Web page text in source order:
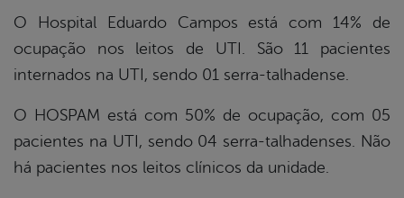
O Hospital Eduardo Campos está com 14% de
ocupação nos leitos de UTI. São 11 pacientes
internados na UTI, sendo 01 serra-talhadense.
O HOSPAM está com 50% de ocupação, com 05
pacientes na UTI, sendo 04 serra-talhadenses. Não
há pacientes nos leitos clínicos da unidade.